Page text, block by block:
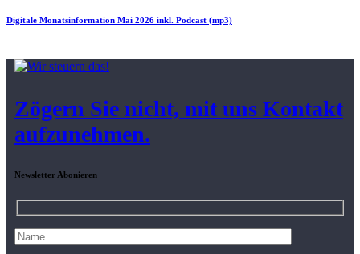
Digitale Monatsinformation Mai 2026 inkl. Podcast (mp3)
Zögern Sie nicht, mit uns Kontakt
aufzunehmen.
Newsletter Abonieren